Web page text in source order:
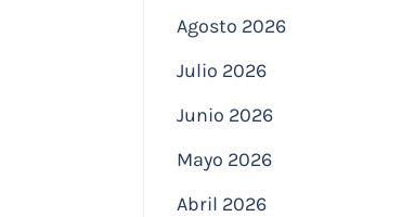
Agosto 2026
Julio 2026
Junio 2026
Mayo 2026
Abril 2026